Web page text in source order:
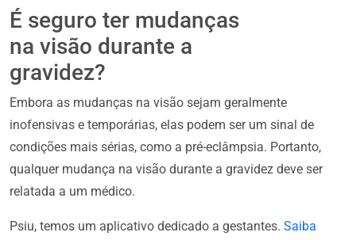
É seguro ter mudanças
na visão durante a
gravidez?
Embora as mudanças na visão sejam geralmente
inofensivas e temporárias, elas podem ser um sinal de
condições mais sérias, como a pré-eclâmpsia. Portanto,
qualquer mudança na visão durante a gravidez deve ser
relatada a um médico.
Psiu, temos um aplicativo dedicado a gestantes. Saiba